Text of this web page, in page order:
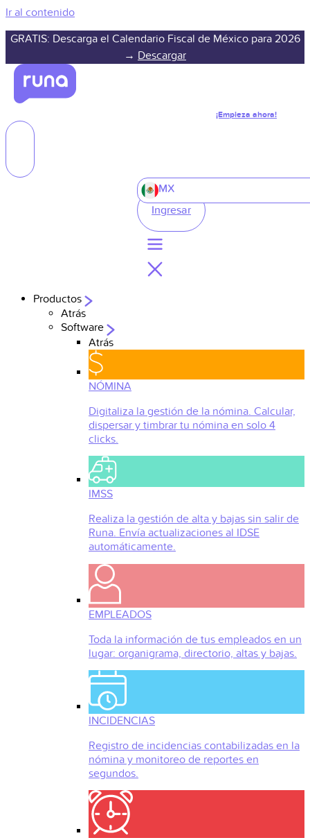
Ir al contenido
GRATIS: Descarga el Calendario Fiscal de México para 2026
→ Descargar
¡Empieza ahora!
MX
Ingresar
Productos
Atrás
Software
Atrás
NÓMINA
Digitaliza la gestión de la nómina. Calcular,
dispersar y timbrar tu nómina en solo 4
clicks.
IMSS
Realiza la gestión de alta y bajas sin salir de
Runa. Envía actualizaciones al IDSE
automáticamente.
EMPLEADOS
Toda la información de tus empleados en un
lugar: organigrama, directorio, altas y bajas.
INCIDENCIAS
Registro de incidencias contabilizadas en la
nómina y monitoreo de reportes en
segundos.